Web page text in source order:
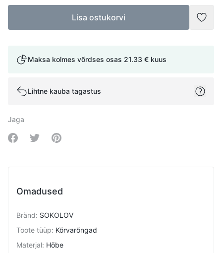
Lisa ostukorvi
Maksa kolmes võrdses osas 21.33 € kuus
Lihtne kauba tagastus
Jaga
Share on Facebook
Share on Twitter
Share on Pinterest
Omadused
Bränd: SOKOLOV
Toote tüüp: Kõrvarõngad
Materjal: Hõbe